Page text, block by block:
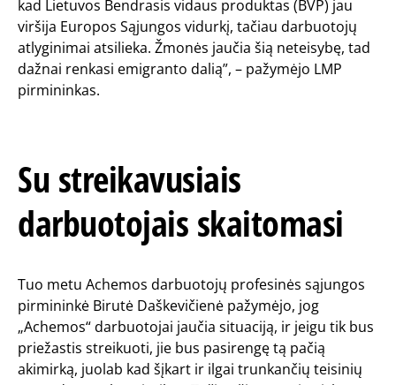
kad Lietuvos Bendrasis vidaus produktas (BVP) jau
viršija Europos Sąjungos vidurkį, tačiau darbuotojų
atlyginimai atsilieka. Žmonės jaučia šią neteisybę, tad
dažnai renkasi emigranto dalią”, – pažymėjo LMP
pirmininkas.
Su streikavusiais
darbuotojais skaitomasi
Tuo metu Achemos darbuotojų profesinės sąjungos
pirmininkė Birutė Daškevičienė pažymėjo, jog
„Achemos“ darbuotojai jaučia situaciją, ir jeigu tik bus
priežastis streikuoti, jie bus pasirengę tą pačią
akimirką, juolab kad šįkart ir ilgai trunkančių teisinių